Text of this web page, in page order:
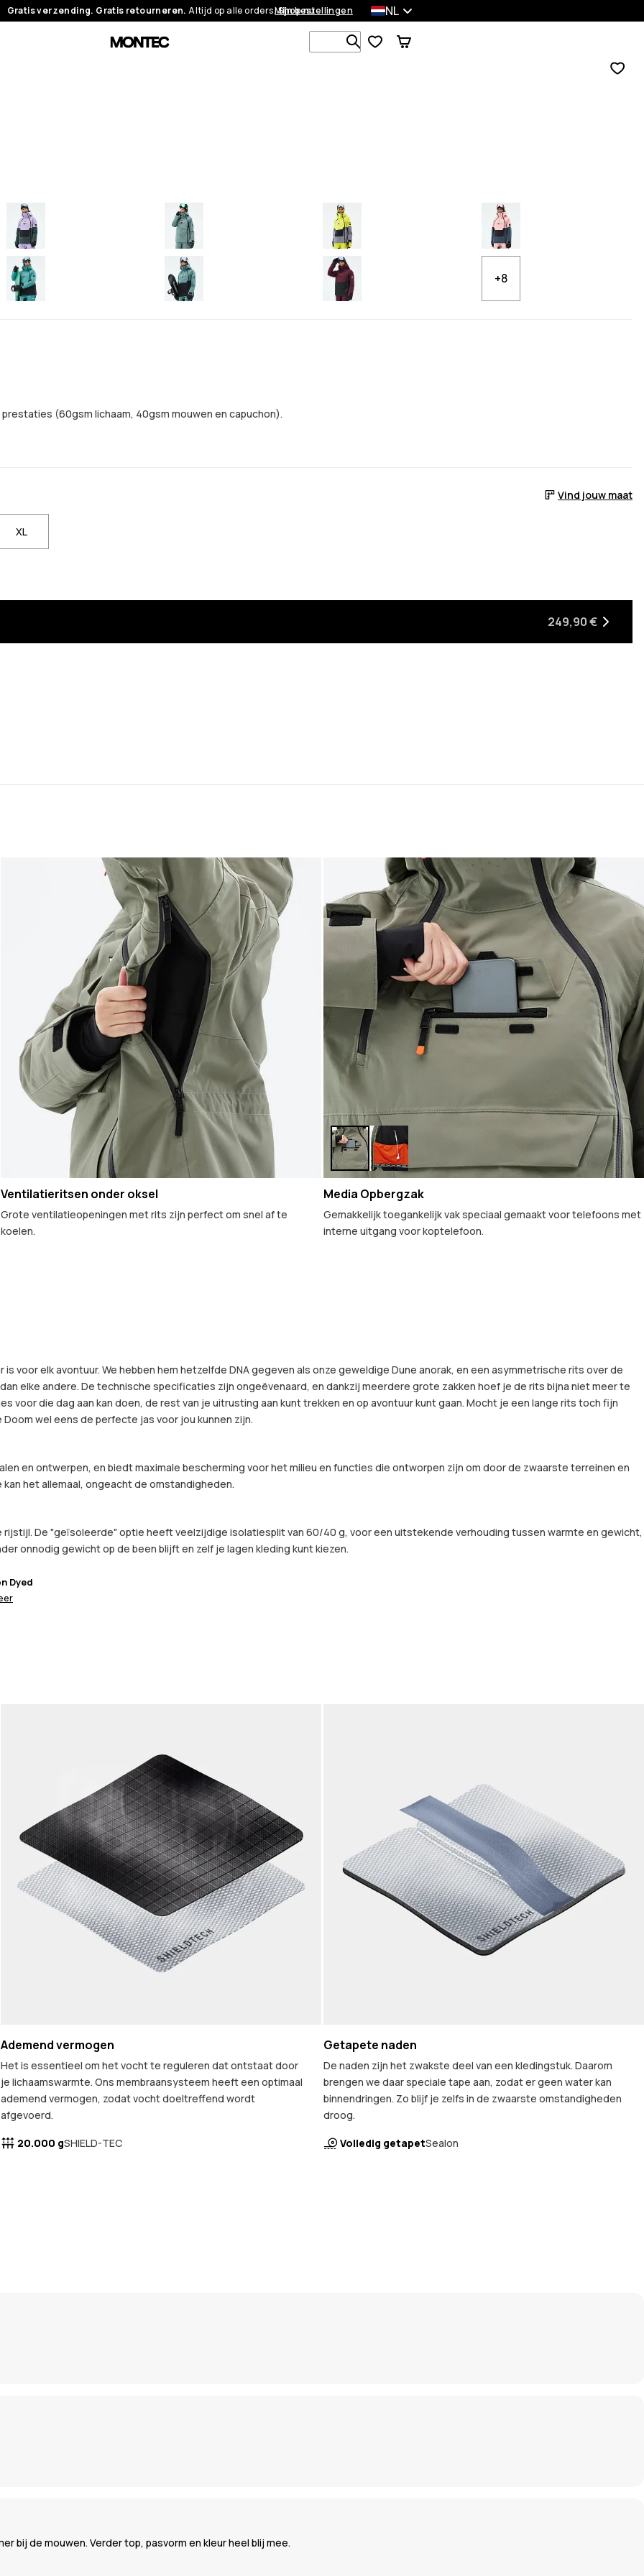
Gratis verzending. Gratis retourneren. Altijd op alle orders.Shop nu
Mijn bestellingen NL
Zoek in 1 000+ producten
+8
(60gsm lichaam, 40gsm mouwen en capuchon).
Vind jouw maat
XL
249,90 €
Ventilatieritsen onder oksel
Grote ventilatieopeningen met rits zijn perfect om snel af te
koelen.
Media Opbergzak
Gemakkelijk toegankelijk vak speciaal gemaakt voor telefoons met
interne uitgang voor koptelefoon.
voor elk avontuur. We hebben hem hetzelfde DNA gegeven als onze geweldige Dune anorak, en een asymmetrische rits over de
elke andere. De technische specificaties zijn ongeëvenaard, en dankzij meerdere grote zakken hoef je de rits bijna niet meer te
voor die dag aan kan doen, de rest van je uitrusting aan kunt trekken en op avontuur kunt gaan. Mocht je een lange rits toch fijn
wel eens de perfecte jas voor jou kunnen zijn.
en ontwerpen, en biedt maximale bescherming voor het milieu en functies die ontworpen zijn om door de zwaarste terreinen en
het allemaal, ongeacht de omstandigheden.
De "geïsoleerde" optie heeft veelzijdige isolatiesplit van 60/40 g, voor een uitstekende verhouding tussen warmte en gewicht,
onnodig gewicht op de been blijft en zelf je lagen kleding kunt kiezen.
Dyed
Ademend vermogen
Het is essentieel om het vocht te reguleren dat ontstaat door
je lichaamswarmte. Ons membraansysteem heeft een optimaal
ademend vermogen, zodat vocht doeltreffend wordt
afgevoerd.
20.000 gSHIELD-TEC
Getapete naden
De naden zijn het zwakste deel van een kledingstuk. Daarom
brengen we daar speciale tape aan, zodat er geen water kan
binnendringen. Zo blijf je zelfs in de zwaarste omstandigheden
droog.
Volledig getapetSealon
bij de mouwen. Verder top, pasvorm en kleur heel blij mee.